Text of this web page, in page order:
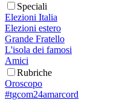
Speciali
Elezioni Italia
Elezioni estero
Grande Fratello
L'isola dei famosi
Amici
Rubriche
Oroscopo
#tgcom24amarcord